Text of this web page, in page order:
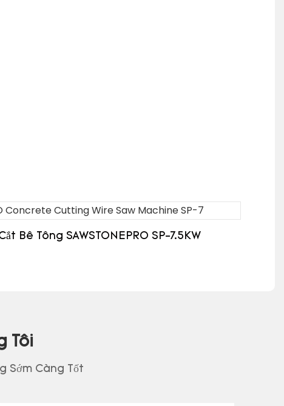
Bê Tông SAWSTONEPRO SP-7.5KW
Tôi
Sớm Càng Tốt